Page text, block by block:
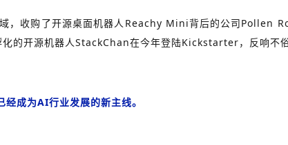
，收购了开源桌面机器人 Reachy Mini背后的公司Pollen
的开源机器人StackChan在今年登陆Kickstarter，反响不俗
经成为AI行业发展的新主线。